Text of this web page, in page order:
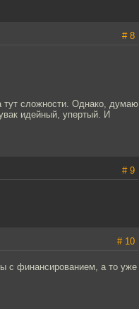
# 8
тут сложности. Однако, думаю
идейный, упертый. И
# 9
# 10
с финансированием, а то уже